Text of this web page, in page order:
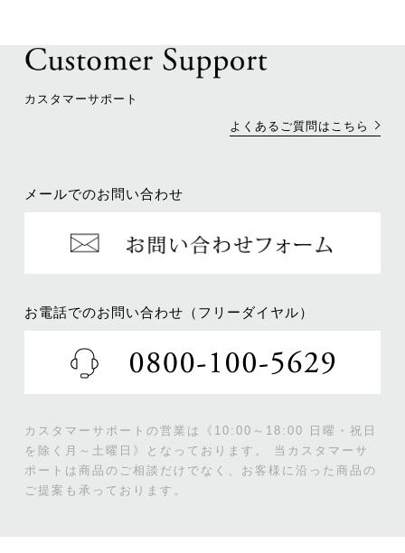
カスタマーサポート
よくあるご質問はこちら
メールでのお問い合わせ
お電話でのお問い合わせ（フリーダイヤル）
カスタマーサポートの営業は《10:00～18:00 日曜・祝日
を除く月～土曜日》となっております。
当カスタマーサ
ポートは商品のご相談だけでなく、お客様に沿った商品の
ご提案も承っております。